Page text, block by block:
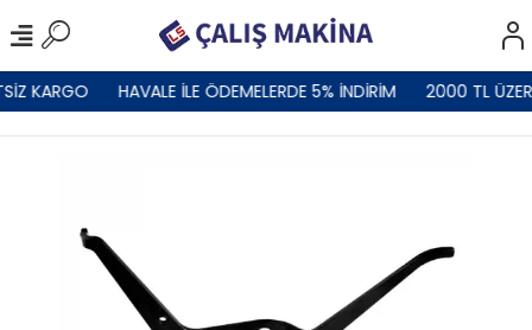
KARGO HAVALE İLE ÖDEMELERDE 5% İNDİRİM 2000 TL